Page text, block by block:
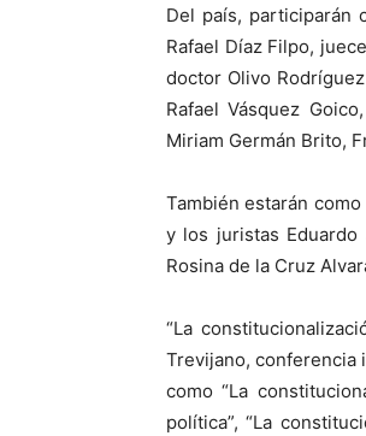
Del país, participarán
Rafael Díaz Filpo,
doctor Olivo
Rafael Vásquez
Miriam Germán Brito,
También estarán
y los juristas Eduardo
Rosina de la Cruz
“La
Trevijano, conferencia
como “La
política”, “La